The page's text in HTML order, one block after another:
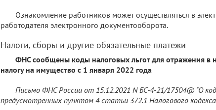
Ознакомление работников может осуществляться в
работодателя электронного документооборота.
Налоги, сборы и другие обязательные платежи
ФНС сообщены коды налоговых льгот для отражения в
налогу на имущество с 1 января 2022 года
Письмо ФНС России от 15.12.2021 N БС-4-21/17504@ "О
предусмотренных пунктом 4 статьи 372.1 Налогового